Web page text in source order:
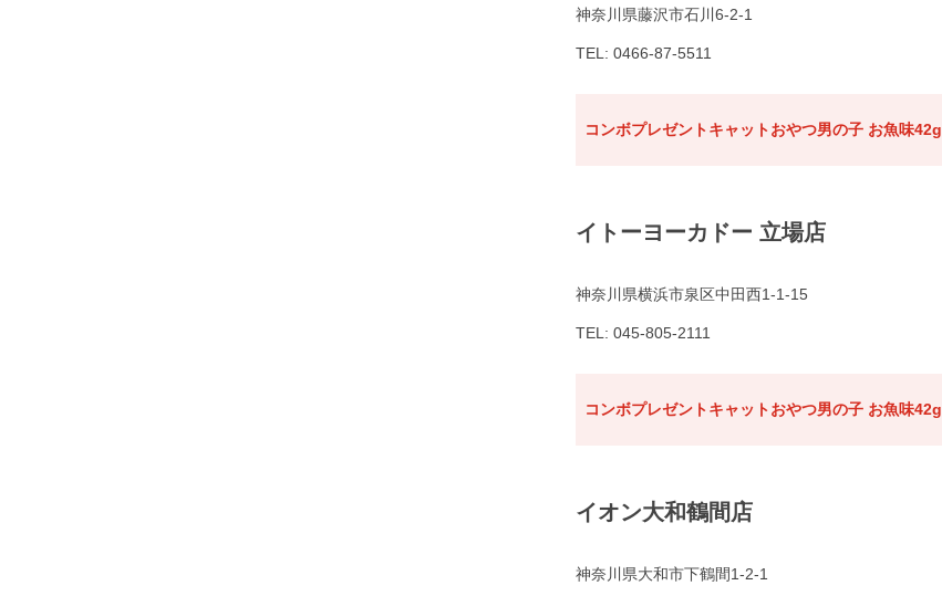
神奈川県藤沢市石川6-2-1
TEL: 0466-87-5511
コンボプレゼントキャットおやつ男の子 お魚味42g
イトーヨーカドー 立場店
神奈川県横浜市泉区中田西1-1-15
TEL: 045-805-2111
コンボプレゼントキャットおやつ男の子 お魚味42g
イオン大和鶴間店
神奈川県大和市下鶴間1-2-1